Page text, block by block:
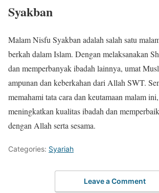
Syakban
Malam Nisfu Syakban adalah salah satu
berkah dalam Islam. Dengan melaksanakan
dan memperbanyak ibadah lainnya, umat
ampunan dan keberkahan dari Allah SWT.
memahami tata cara dan keutamaan malam
meningkatkan kualitas ibadah dan
dengan Allah serta sesama.
Categories: Syariah
Leave a Comment